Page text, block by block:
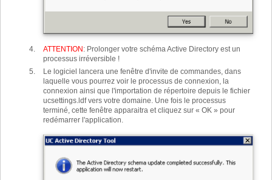
ATTENTION : Prolonger votre schéma Active Directory est un
processus irréversible !
Le logiciel lancera une fenêtre d'invite de commandes, dans
laquelle vous pourrez voir le processus de connexion, la
connexion ainsi que l'importation de répertoire depuis le fichier
ucsettings.ldf vers votre domaine. Une fois le processus
terminé, cette fenêtre apparaitra et cliquez sur « OK » pour
redémarrer l'application.